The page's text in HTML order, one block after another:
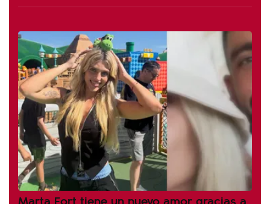
Marta Fort tiene un nuevo amor gracias a